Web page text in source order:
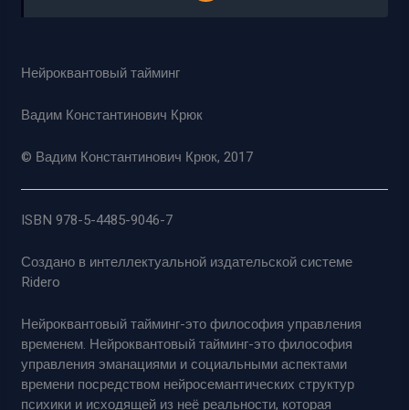
Нейроквантовый тайминг
Вадим Константинович Крюк
© Вадим Константинович Крюк, 2017
ISBN 978-5-4485-9046-7
Создано в интеллектуальной издательской системе
Ridero
Нейроквантовый тайминг-это философия управления
временем. Нейроквантовый тайминг-это философия
управления эманациями и социальными аспектами
времени посредством нейросемантических структур
психики и исходящей из неё реальности, которая